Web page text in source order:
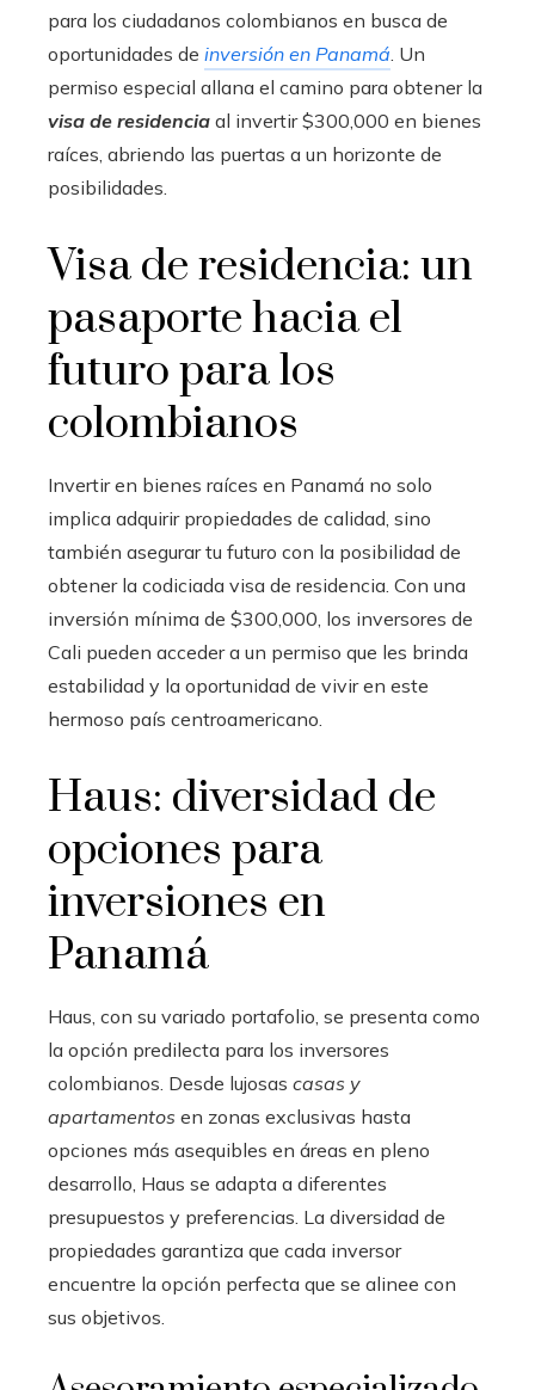
para los ciudadanos colombianos en busca de
oportunidades de inversión en Panamá . Un
permiso especial allana el camino para obtener la
visa de residencia al invertir $300,000 en bienes
raíces, abriendo las puertas a un horizonte de
posibilidades.
Visa de residencia: un
pasaporte hacia el
futuro para los
colombianos
Invertir en bienes raíces en Panamá no solo
implica adquirir propiedades de calidad, sino
también asegurar tu futuro con la posibilidad de
obtener la codiciada visa de residencia. Con una
inversión mínima de $300,000, los inversores de
Cali pueden acceder a un permiso que les brinda
estabilidad y la oportunidad de vivir en este
hermoso país centroamericano.
Haus: diversidad de
opciones para
inversiones en
Panamá
Haus, con su variado portafolio, se presenta como
la opción predilecta para los inversores
colombianos. Desde lujosas casas y
apartamentos en zonas exclusivas hasta
opciones más asequibles en áreas en pleno
desarrollo, Haus se adapta a diferentes
presupuestos y preferencias. La diversidad de
propiedades garantiza que cada inversor
encuentre la opción perfecta que se alinee con
sus objetivos.